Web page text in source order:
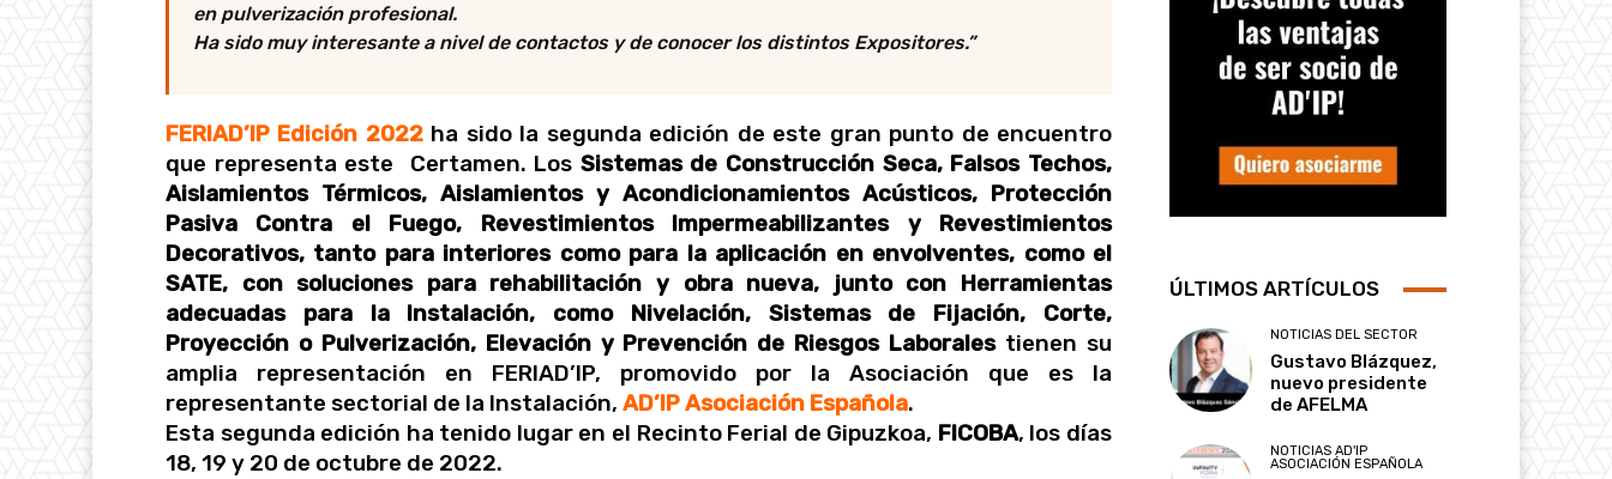
en pulverización profesional.
Ha sido muy interesante a nivel de contactos y de conocer los distintos Expositores.”
FERIAD’IP Edición 2022 ha sido la segunda edición de este gran punto de encuentro
que representa este Certamen. Los Sistemas de Construcción Seca, Falsos Techos,
Aislamientos Térmicos, Aislamientos y Acondicionamientos Acústicos, Protección
Pasiva Contra el Fuego, Revestimientos Impermeabilizantes y Revestimientos
Decorativos, tanto para interiores como para la aplicación en envolventes, como el
SATE, con soluciones para rehabilitación y obra nueva, junto con Herramientas
adecuadas para la Instalación, como Nivelación, Sistemas de Fijación, Corte,
Proyección o Pulverización, Elevación y Prevención de Riesgos Laboralestienen su
amplia representación en FERIAD’IP, promovido por la Asociación que es la
representante sectorial de la Instalación, AD’IP Asociación Española.
Esta segunda edición ha tenido lugar en el Recinto Ferial de Gipuzkoa, FICOBA, los días
18, 19 y 20 de octubre de 2022.
ÚLTIMOS ARTÍCULOS
NOTICIAS DEL SECTOR
Gustavo Blázquez,
nuevo presidente
de AFELMA
NOTICIAS AD'IP
ASOCIACIÓN ESPAÑOLA